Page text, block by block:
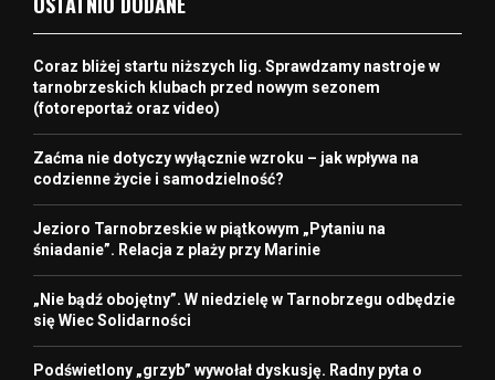
Coraz bliżej startu niższych lig. Sprawdzamy nastroje w
tarnobrzeskich klubach przed nowym sezonem
(fotoreportaż oraz video)
Zaćma nie dotyczy wyłącznie wzroku – jak wpływa na
codzienne życie i samodzielność?
Jezioro Tarnobrzeskie w piątkowym „Pytaniu na
śniadanie”. Relacja z plaży przy Marinie
„Nie bądź obojętny”. W niedzielę w Tarnobrzegu odbędzie
się Wiec Solidarności
Podświetlony „grzyb” wywołał dyskusję. Radny pyta o